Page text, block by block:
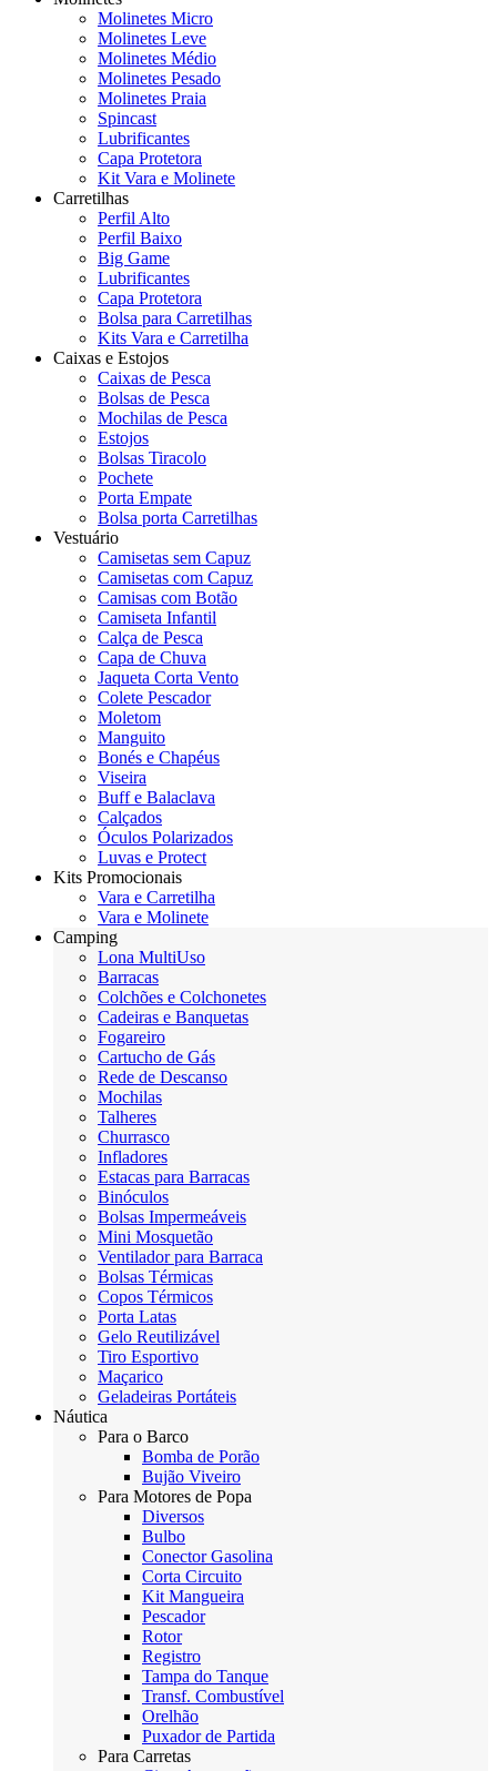
Molinetes Micro
Molinetes Leve
Molinetes Médio
Molinetes Pesado
Molinetes Praia
Spincast
Lubrificantes
Capa Protetora
Kit Vara e Molinete
Carretilhas
Perfil Alto
Perfil Baixo
Big Game
Lubrificantes
Capa Protetora
Bolsa para Carretilhas
Kits Vara e Carretilha
Caixas e Estojos
Caixas de Pesca
Bolsas de Pesca
Mochilas de Pesca
Estojos
Bolsas Tiracolo
Pochete
Porta Empate
Bolsa porta Carretilhas
Vestuário
Camisetas sem Capuz
Camisetas com Capuz
Camisas com Botão
Camiseta Infantil
Calça de Pesca
Capa de Chuva
Jaqueta Corta Vento
Colete Pescador
Moletom
Manguito
Bonés e Chapéus
Viseira
Buff e Balaclava
Calçados
Óculos Polarizados
Luvas e Protect
Kits Promocionais
Vara e Carretilha
Vara e Molinete
Camping
Lona MultiUso
Barracas
Colchões e Colchonetes
Cadeiras e Banquetas
Fogareiro
Cartucho de Gás
Rede de Descanso
Mochilas
Talheres
Churrasco
Infladores
Estacas para Barracas
Binóculos
Bolsas Impermeáveis
Mini Mosquetão
Ventilador para Barraca
Bolsas Térmicas
Copos Térmicos
Porta Latas
Gelo Reutilizável
Tiro Esportivo
Maçarico
Geladeiras Portáteis
Náutica
Para o Barco
Bomba de Porão
Bujão Viveiro
Para Motores de Popa
Diversos
Bulbo
Conector Gasolina
Corta Circuito
Kit Mangueira
Pescador
Rotor
Registro
Tampa do Tanque
Transf. Combustível
Orelhão
Puxador de Partida
Para Carretas